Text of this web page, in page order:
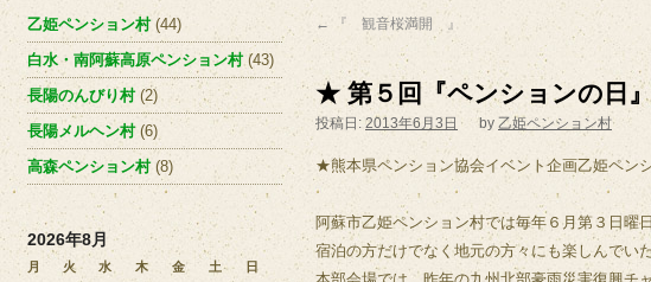
← 『 観音桜満開 』
★ 第５回『ペンションの日
投稿日: 2013年6月3日 by 乙姫ペンション村
★熊本県ペンション協会イベント企画乙姫ペン
阿蘇市乙姫ペンション村では毎年６月第３日曜
宿泊の方だけでなく地元の方々にも楽しんでい
乙姫ペンション村(44)
白水・南阿蘇高原ペンション村(43)
長陽のんびり村(2)
長陽メルヘン村(6)
高森ペンション村(8)
2026年8月
月 火 水 木 金 土 日